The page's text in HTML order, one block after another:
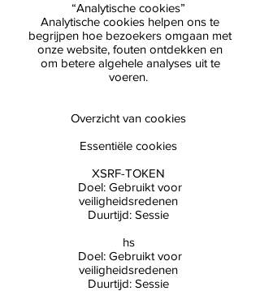
“Analytische cookies”
Analytische cookies helpen ons te
begrijpen hoe bezoekers omgaan met
onze website, fouten ontdekken en
om betere algehele analyses uit te
voeren.
Overzicht van cookies
Essentiële cookies
XSRF-TOKEN
Doel: Gebruikt voor
veiligheidsredenen
Duurtijd: Sessie
hs
Doel: Gebruikt voor
veiligheidsredenen
Duurtijd: Sessie